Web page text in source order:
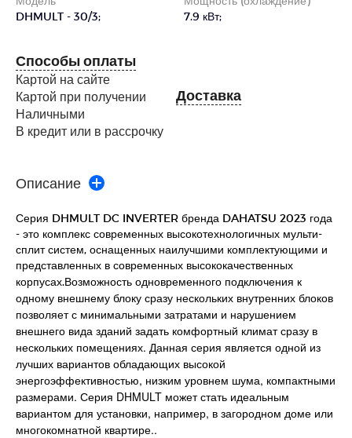
DHMULT - 30/3;
7.9 кВт;
Способы оплаты
Картой на сайте
Картой при получении
Наличными
В кредит или в рассрочку
Доставка
Описание
Серия DHMULT DC INVERTER бренда DAHATSU 2023 года
- это комплекс современных высокотехнологичных мульти-
сплит систем, оснащенных наилучшими комплектующими и
представленных в современных высококачественных
корпусах.Возможность одновременного подключения к
одному внешнему блоку сразу нескольких внутренних блоков
позволяет с минимальными затратами и нарушением
внешнего вида зданий задать комфортный климат сразу в
нескольких помещениях. Данная серия является одной из
лучших вариантов обладающих высокой
энергоэффективностью, низким уровнем шума, компактными
размерами. Серия DHMULT может стать идеальным
вариантом для установки, например, в загородном доме или
многокомнатной квартире..